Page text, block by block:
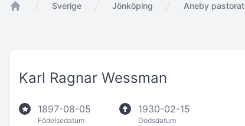
Sverige Jönköping Aneby pastorat
Karl Ragnar Wessman
1897-08-05
Födelsedatum
1930-02-15
Dödsdatum